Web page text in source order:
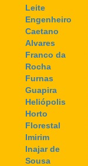
Leite
Engenheiro
Caetano
Alvares
Franco da
Rocha
Furnas
Guapira
Heliópolis
Horto
Florestal
Imirim
Inajar de
Sousa